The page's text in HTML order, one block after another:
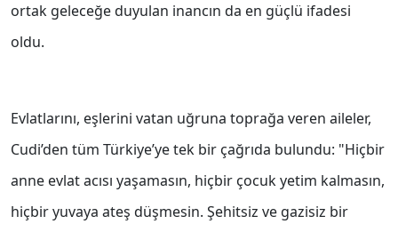
ortak geleceğe duyulan inancın da en güçlü ifadesi
oldu.
Evlatlarını, eşlerini vatan uğruna toprağa veren aileler,
Cudi’den tüm Türkiye’ye tek bir çağrıda bulundu: "Hiçbir
anne evlat acısı yaşamasın, hiçbir çocuk yetim kalmasın,
hiçbir yuvaya ateş düşmesin. Şehitsiz ve gazisiz bir